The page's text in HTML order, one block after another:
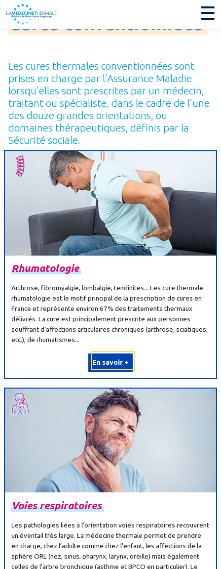
Cures conventionnées
Les cures thermales conventionnées sont
prises en charge par l’Assurance Maladie
lorsqu’elles sont prescrites par un médecin,
traitant ou spécialiste, dans le cadre de l’une
des douze grandes orientations, ou
domaines thérapeutiques, définis par la
Sécurité sociale.
Rhumatologie
Arthrose, fibromyalgie, lombalgie, tendinites... Les cure thermale
rhumatologie est le motif principal de la prescription de cures en
France et représente environ 67% des traitements thermaux
délivrés. La cure est principalement prescrite aux personnes
souffrant d’affections articulaires chroniques (arthrose, sciatiques,
etc.), de rhumatismes...
En savoir +
Voiesrespiratoires
Les pathologies liées à l’orientation voies respiratoires recouvrent
un éventail très large. La médecine thermale permet de prendre
en charge, chez l’adulte comme chez l’enfant, les affections de la
sphère ORL (nez, sinus, pharynx, larynx, oreille) mais également
celles de l’arbre bronchique (asthme et BPCO en particulier). Le